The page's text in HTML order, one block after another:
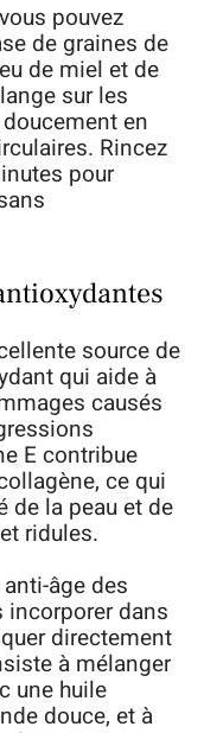
pouvez
de graines de
de miel et de
sur les
en
Rincez
pour
source de
qui aide à
causés
E contribue
ce qui
de la peau et de
ridules.
âge des
incorporer dans
directement
à mélanger
une huile
douce, et à